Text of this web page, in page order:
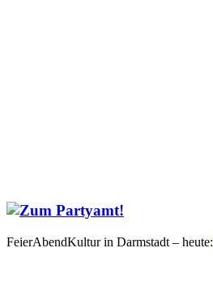
FeierAbendKultur in Darmstadt – heute: